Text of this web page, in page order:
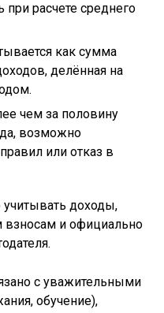
расчете среднего
как сумма
делённая на
чем за половину
возможно
или отказ в
доходы,
взносам и официально
с уважительными
обучение),